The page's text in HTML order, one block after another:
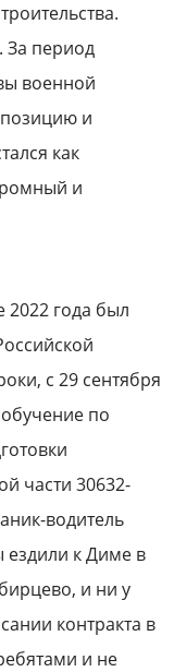
За период
военной
и
как
и
2022 года был
с 29 сентября
по
части 30632-
водитель
ездили к Диме в
и ни у
контракта в
и не